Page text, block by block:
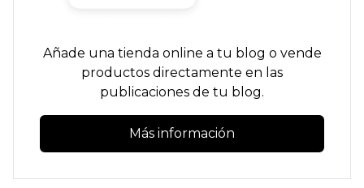
Añade una tienda online a tu blog o vende
productos directamente en las
publicaciones de tu blog.
Más información